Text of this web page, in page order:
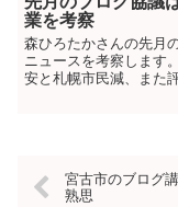
業を考察
森ひろたかさんの先月
ニュースを考察します
安と札幌市民減、また
宮古市のブログ
熟思